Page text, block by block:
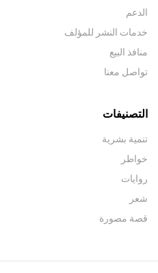
الدعم
خدمات النشر للمؤلف
منافذ البيع
تواصل معنا
التصنيفات
تنمية بشرية
خواطر
روايات
شعر
قصة مصورة